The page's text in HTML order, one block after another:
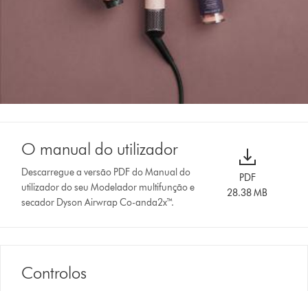
O manual do utilizador
Descarregue a versão PDF do Manual do
utilizador do seu Modelador multifunção e
secador Dyson Airwrap Co-anda2x™.
PDF
28.38 MB
Controlos